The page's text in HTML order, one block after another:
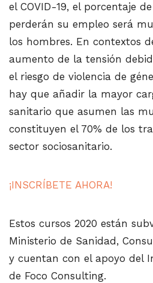
el COVID-19, el porcentaje
perderán su empleo será
los hombres. En contextos
aumento de la tensión
el riesgo de violencia de
hay que añadir la mayor
sanitario que asumen las
constituyen el 70% de los
sector sociosanitario.
¡INSCRÍBETE AHORA!
Estos cursos 2020 están
Ministerio de Sanidad,
y cuentan con el apoyo del
de Foco Consulting.